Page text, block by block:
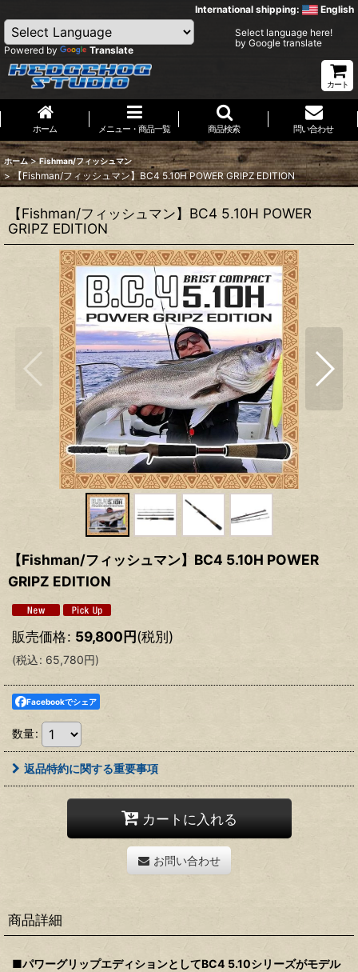
International shipping: English
Powered by Translate
Select language here!
by Google translate
カート
ホーム メニュー・商品一覧 商品検索 問い合わせ
ホーム > Fishman/フィッシュマン
> 【Fishman/フィッシュマン】BC4 5.10H POWER GRIPZ EDITION
【Fishman/フィッシュマン】BC4 5.10H POWER
GRIPZ EDITION
【Fishman/フィッシュマン】BC4 5.10H POWER
GRIPZ EDITION
販売価格: 59,800円(税別)
(税込: 65,780円)
Facebookでシェア
数量:
返品特約に関する重要事項
カートに入れる
お問い合わせ
商品詳細
■パワーグリップエディションとしてBC4 5.10シリーズがモデル